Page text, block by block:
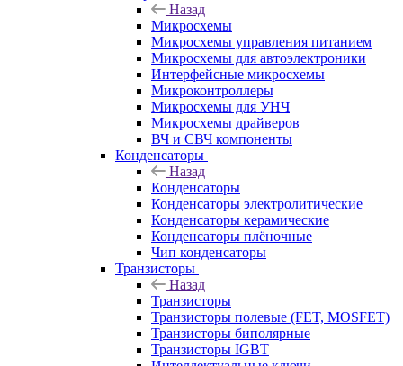
Назад
Микросхемы
Микросхемы управления питанием
Микросхемы для автоэлектроники
Интерфейсные микросхемы
Микроконтроллеры
Микросхемы для УНЧ
Микросхемы драйверов
ВЧ и СВЧ компоненты
Конденсаторы
Назад
Конденсаторы
Конденсаторы электролитические
Конденсаторы керамические
Конденсаторы плёночные
Чип конденсаторы
Транзисторы
Назад
Транзисторы
Транзисторы полевые (FET, MOSFET)
Транзисторы биполярные
Транзисторы IGBT